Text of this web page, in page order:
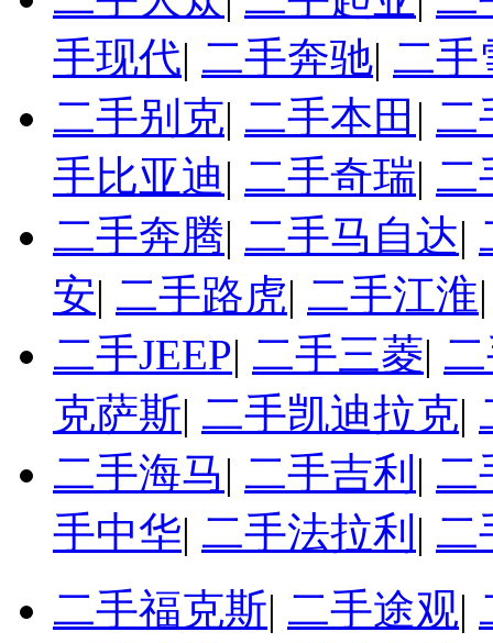
手现代| 二手奔驰| 二手
二手别克| 二手本田 | 二
手比亚迪| 二手奇瑞| 二
二手奔腾| 二手马自达|
安| 二手路虎| 二手江淮
二手JEEP| 二手三菱|
克萨斯| 二手凯迪拉克|
二手海马| 二手吉利 | 二
手中华| 二手法拉利 | 二
二手福克斯| 二手途观|